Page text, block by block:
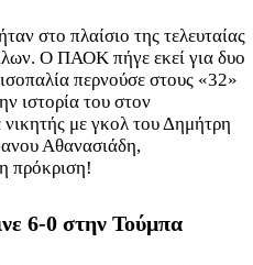
στο πλαίσιο της τελευταίας
Ο ΠΑΟΚ πήγε εκεί για δυο
περνούσε στους «32»
ιστορία του στον
με γκολ του Δημήτρη
Αθανασιάδη,
πρόκριση!
6-0 στην Τούμπα